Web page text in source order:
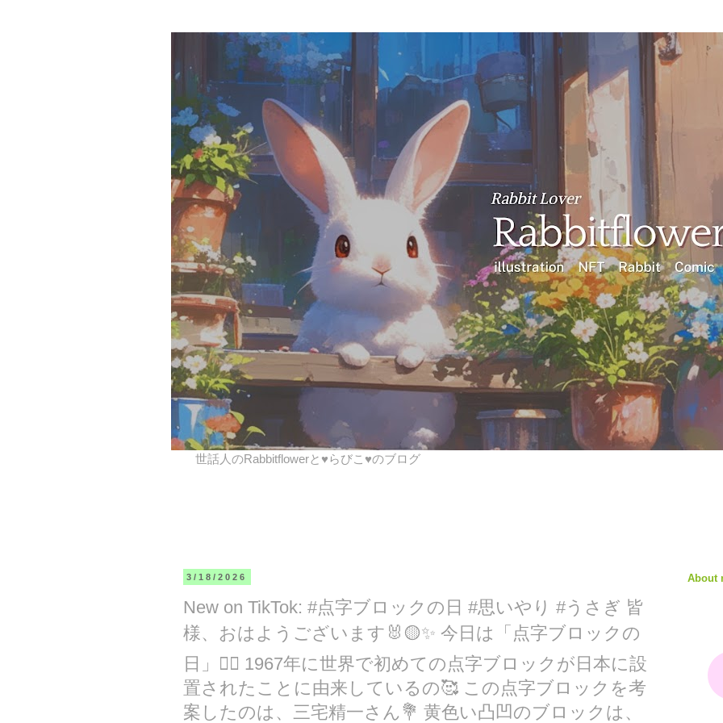
世話人のRabbitflowerと♥らびこ♥のブログ
3/18/2026
New on TikTok: #点字ブロックの日 #思いやり #うさぎ 皆
様、おはようございます🐰🟡✨ 今日は「点字ブロックの
日」🚶‍♂️ 1967年に世界で初めての点字ブロックが日本に設
置されたことに由来しているの🥰 この点字ブロックを考
案したのは、三宅精一さん💐 黄色い凸凹のブロックは、
About